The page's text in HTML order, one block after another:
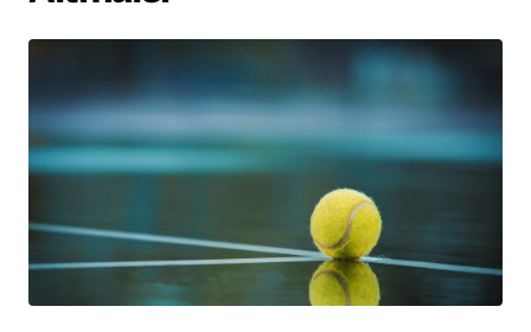
Leggerissime
Speciale Astrabilia 2026